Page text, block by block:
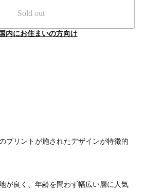
Sold out
内にお住まいの方向け
プリントが施されたデザインが特徴的
が良く、年齢を問わず幅広い層に人気